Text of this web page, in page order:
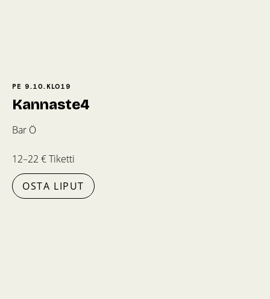
PE 9.10. KLO19
Kannaste4
Bar Ö
12–22 € Tiketti
OSTA LIPUT